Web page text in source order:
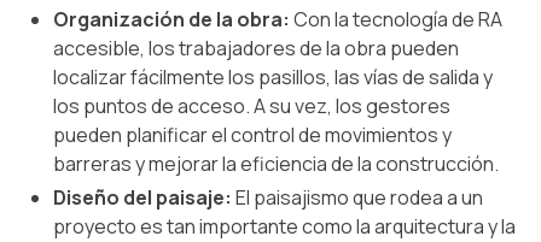
Organización de la obra: Con la tecnología de RA
accesible, los trabajadores de la obra pueden
localizar fácilmente los pasillos, las vías de salida y
los puntos de acceso. A su vez, los gestores
pueden planificar el control de movimientos y
barreras y mejorar la eficiencia de la construcción.
Diseño del paisaje: El paisajismo que rodea a un
proyecto es tan importante como la arquitectura y la